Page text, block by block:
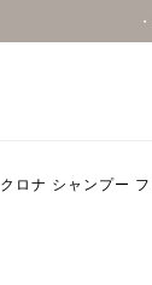
クロナ シャンプー